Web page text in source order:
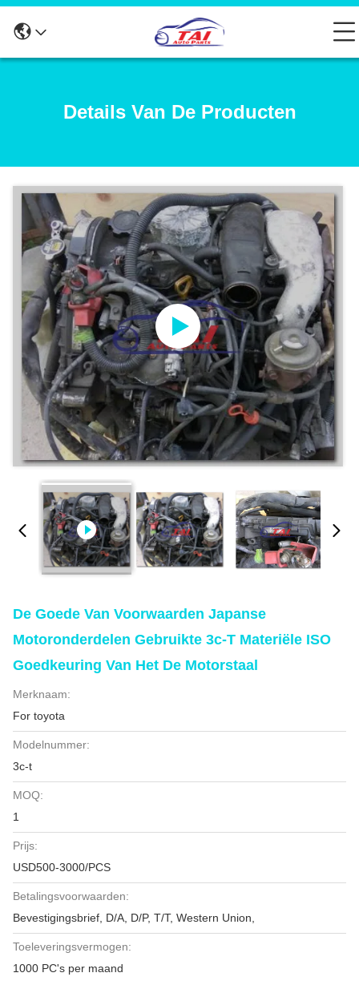
Details Van De Producten
De Goede Van Voorwaarden Japanse
Motoronderdelen Gebruikte 3c-T Materiële ISO
Goedkeuring Van Het De Motorstaal
Merknaam:
For toyota
Modelnummer:
3c-t
MOQ:
1
Prijs:
USD500-3000/PCS
Betalingsvoorwaarden:
Bevestigingsbrief, D/A, D/P, T/T, Western Union,
Toeleveringsvermogen:
1000 PC's per maand